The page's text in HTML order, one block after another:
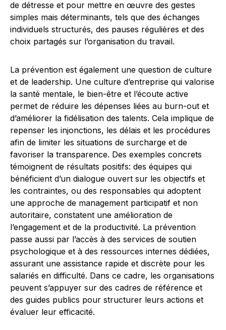
de détresse et pour mettre en œuvre des gestes
simples mais déterminants, tels que des échanges
individuels structurés, des pauses régulières et des
choix partagés sur l’organisation du travail.
La prévention est également une question de culture
et de leadership. Une culture d’entreprise qui valorise
la santé mentale, le bien-être et l’écoute active
permet de réduire les dépenses liées au burn-out et
d’améliorer la fidélisation des talents. Cela implique de
repenser les injonctions, les délais et les procédures
afin de limiter les situations de surcharge et de
favoriser la transparence. Des exemples concrets
témoignent de résultats positifs: des équipes qui
bénéficient d’un dialogue ouvert sur les objectifs et
les contraintes, ou des responsables qui adoptent
une approche de management participatif et non
autoritaire, constatent une amélioration de
l’engagement et de la productivité. La prévention
passe aussi par l’accès à des services de soutien
psychologique et à des ressources internes dédiées,
assurant une assistance rapide et discrète pour les
salariés en difficulté. Dans ce cadre, les organisations
peuvent s’appuyer sur des cadres de référence et
des guides publics pour structurer leurs actions et
évaluer leur efficacité.